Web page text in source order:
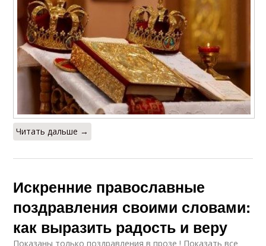
Читать дальше →
Искренние православные
поздравления своими словами:
как выразить радость и веру
Показаны только поздравления в прозе ! Показать все